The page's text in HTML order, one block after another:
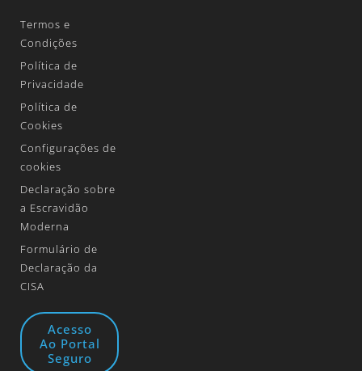
Termos e
Condições
Política de
Privacidade
Política de
Cookies
Configurações de
cookies
Declaração sobre
a Escravidão
Moderna
Formulário de
Declaração da
CISA
Acesso
Ao Portal
Seguro